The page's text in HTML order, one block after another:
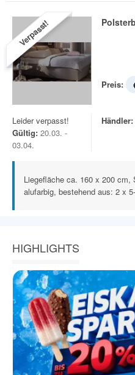
Verpasst!
Preis:
Leider verpasst!
Gültig: 20.03. -
03.04.
Händler:
Liegefläche ca. 160 x 200
alufarbig, bestehend aus: 2 x
HIGHLIGHTS